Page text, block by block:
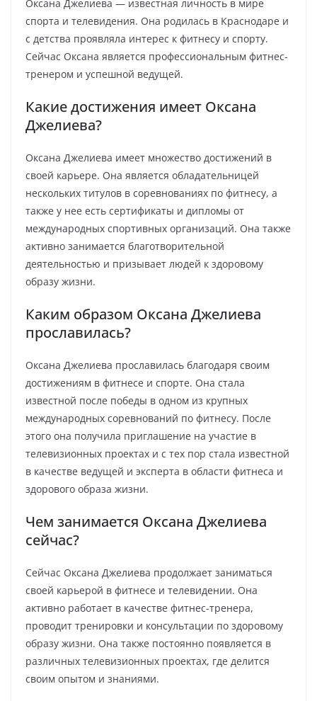
Оксана Джелиева — известная личность в мире
спорта и телевидения. Она родилась в Краснодаре и
с детства проявляла интерес к фитнесу и спорту.
Сейчас Оксана является профессиональным фитнес-
тренером и успешной ведущей.
Какие достижения имеет Оксана
Джелиева?
Оксана Джелиева имеет множество достижений в
своей карьере. Она является обладательницей
нескольких титулов в соревнованиях по фитнесу, а
также у нее есть сертификаты и дипломы от
международных спортивных организаций. Она также
активно занимается благотворительной
деятельностью и призывает людей к здоровому
образу жизни.
Каким образом Оксана Джелиева
прославилась?
Оксана Джелиева прославилась благодаря своим
достижениям в фитнесе и спорте. Она стала
известной после победы в одном из крупных
международных соревнований по фитнесу. После
этого она получила приглашение на участие в
телевизионных проектах и с тех пор стала известной
в качестве ведущей и эксперта в области фитнеса и
здорового образа жизни.
Чем занимается Оксана Джелиева
сейчас?
Сейчас Оксана Джелиева продолжает заниматься
своей карьерой в фитнесе и телевидении. Она
активно работает в качестве фитнес-тренера,
проводит тренировки и консультации по здоровому
образу жизни. Она также постоянно появляется в
различных телевизионных проектах, где делится
своим опытом и знаниями.